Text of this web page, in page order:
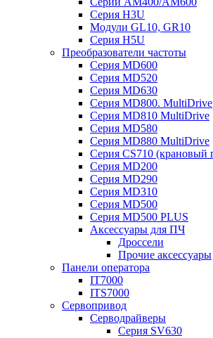
Серия H3U
Модули GL10, GR10
Серия H5U
Преобразователи частоты
Серия MD600
Серия MD520
Серия MD630
Серия MD800. MultiDrive
Серия MD810 MultiDrive
Серия MD580
Серия MD880 MultiDrive
Серия CS710 (крановый
Серия MD200
Серия MD290
Серия MD310
Серия MD500
Серия MD500 PLUS
Аксессуары для ПЧ
Дроссели
Прочие аксессуары
Панели оператора
IT7000
ITS7000
Сервопривод
Серводрайверы
Серия SV630